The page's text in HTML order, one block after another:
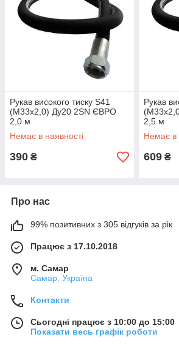
Рукав високого тиску S41
(М33х2,0) Ду20 2SN ЄВРО
2,0 м
Немає в наявності
390 ₴
Рукав
2,5 м
Немає в
609 ₴
Про нас
99% позитивних з 305 відгуків за рік
Працює з 17.10.2018
м. Самар
Самар, Україна
Контакти
Сьогодні працює з 10:00 до 15:00
Показати весь графік роботи